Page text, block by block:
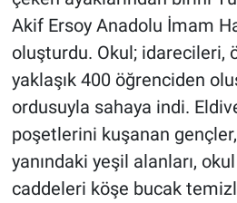
Akif Ersoy Anadolu İmam
oluşturdu. Okul; idarecileri,
yaklaşık 400 öğrenciden
ordusuyla sahaya indi.
poşetlerini kuşanan
yanındaki yeşil alanları,
caddeleri köşe bucak